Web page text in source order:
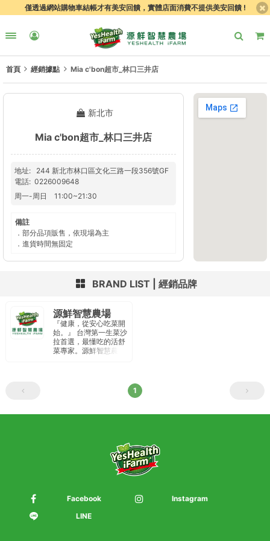
僅透過網站購物車結帳才有美安回饋，實體店面消費不提供美安回饋 !
首頁 經銷據點 Mia c'bon超市_林口三井店
新北市
Mia c'bon超市_林口三井店
地址
244 新北市林口區文化三路一段356號GF
電話
0226009648
周一-周日 11:00~21:30
備註
．部分品項販售，依現場為主
．進貨時間無固定
BRAND LIST 經銷品牌
源鮮智慧農場
『健康，從安心吃菜開
始。』 台灣第一生菜沙
拉首選，最懂吃的活舒
菜專家。源鮮智慧農場
菌、沙門氏菌 為重點安
1
Facebook
Instagram
LINE